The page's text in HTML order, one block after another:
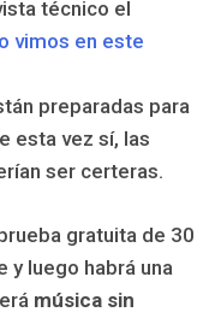
técnico el
vimos en este
preparadas para
esta vez sí, las
ser certeras.
gratuita de 30
luego habrá una
música sin